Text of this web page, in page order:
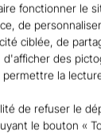
devis
vous puis remplissez
fonctionner le
de
ciblée, de
d'afficher des
la
de refuser le
le bouton «